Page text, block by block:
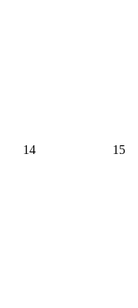
14 15